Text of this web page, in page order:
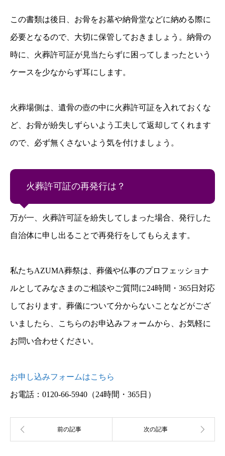
この書類は後日、お骨をお墓や納骨堂などに納める際に
必要となるので、大切に保管しておきましょう。納骨の
時に、火葬許可証が見当たらずに困ってしまったという
ケースを少なからず耳にします。
火葬場側は、遺骨の壺の中に火葬許可証を入れておくな
ど、お骨が紛失しずらいよう工夫して返却してくれます
ので、必ず無くさないよう気を付けましょう。
火葬許可証の再発行は？
万が一、火葬許可証を紛失してしまった場合、発行した
自治体に申し出ることで再発行をしてもらえます。
私たちAZUMA葬祭は、葬儀や仏事のプロフェッショナ
ルとしてみなさまのご相談やご質問に24時間・365日対応
しております。葬儀について分からないことなどがござ
いましたら、こちらのお申込みフォームから、お気軽に
お問い合わせください。
お申し込みフォームはこちら
お電話：0120-66-5940 （24時間・365日）